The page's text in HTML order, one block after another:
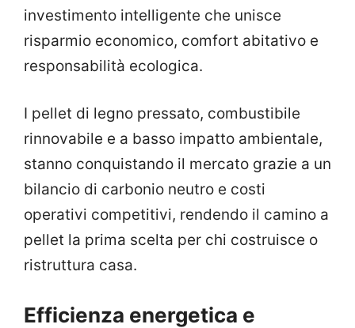
investimento intelligente che unisce
risparmio economico, comfort abitativo e
responsabilità ecologica.
I pellet di legno pressato, combustibile
rinnovabile e a basso impatto ambientale,
stanno conquistando il mercato grazie a un
bilancio di carbonio neutro e costi
operativi competitivi, rendendo il camino a
pellet la prima scelta per chi costruisce o
ristruttura casa.
Efficienza energetica e